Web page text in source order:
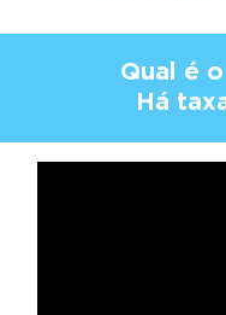
Qual é
Há